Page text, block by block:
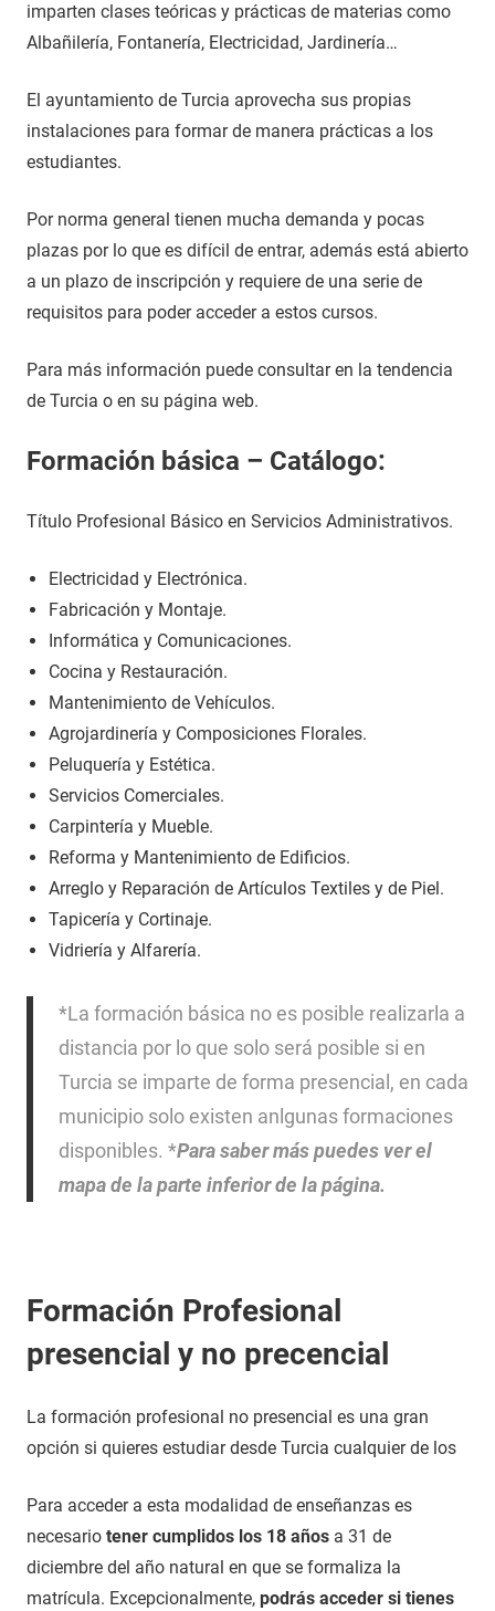
imparten clases teóricas y prácticas de materias como
Albañilería, Fontanería, Electricidad, Jardinería…
El ayuntamiento de Turcia aprovecha sus propias
instalaciones para formar de manera prácticas a los
estudiantes.
Por norma general tienen mucha demanda y pocas
plazas por lo que es difícil de entrar, además está abierto
a un plazo de inscripción y requiere de una serie de
requisitos para poder acceder a estos cursos.
Para más información puede consultar en la tendencia
de Turcia o en su página web.
Formación básica – Catálogo:
Título Profesional Básico en Servicios Administrativos.
Electricidad y Electrónica.
Fabricación y Montaje.
Informática y Comunicaciones.
Cocina y Restauración.
Mantenimiento de Vehículos.
Agrojardinería y Composiciones Florales.
Peluquería y Estética.
Servicios Comerciales.
Carpintería y Mueble.
Reforma y Mantenimiento de Edificios.
Arreglo y Reparación de Artículos Textiles y de Piel.
Tapicería y Cortinaje.
Vidriería y Alfarería.
*La formación básica no es posible realizarla a
distancia por lo que solo será posible si en
Turcia se imparte de forma presencial, en cada
municipio solo existen anlgunas formaciones
disponibles. *Para saber más puedes ver el
mapa de la parte inferior de la página.
Formación Profesional
presencial y no precencial
La formación profesional no presencial es una gran
opción si quieres estudiar desde Turcia cualquier de los
Para acceder a esta modalidad de enseñanzas es
necesario tener cumplidos los 18 años a 31 de
diciembre del año natural en que se formaliza la
matrícula. Excepcionalmente, podrás acceder si tienes